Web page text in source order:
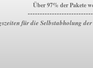
Über 97% der Pakete
für die Selbstabholung